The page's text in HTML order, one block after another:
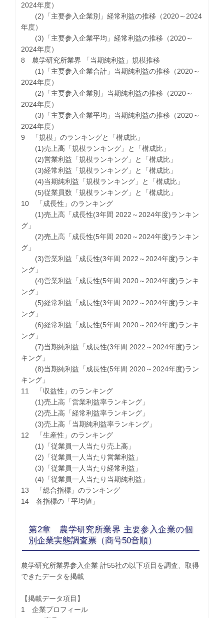
2024年度）
(2)「主要参入企業別」経常利益の推移（2020～2024
年度）
(3)「主要参入企業平均」経常利益の推移（2020～
2024年度）
8 農学研究所業界 「当期純利益」規模推移
(1)「主要参入企業合計」当期純利益の推移（2020～
2024年度）
(2)「主要参入企業別」当期純利益の推移（2020～
2024年度）
(3)「主要参入企業平均」当期純利益の推移（2020～
2024年度）
9 「規模」のランキングと「構成比」
(1)売上高「規模ランキング」と「構成比」
(2)営業利益「規模ランキング」と「構成比」
(3)経常利益「規模ランキング」と「構成比」
(4)当期純利益「規模ランキング」と「構成比」
(5)従業員数「規模ランキング」と「構成比」
10 「成長性」のランキング
(1)売上高「成長性(3年間 2022～2024年度)ランキン
グ」
(2)売上高「成長性(5年間 2020～2024年度)ランキン
グ」
(3)営業利益「成長性(3年間 2022～2024年度)ランキ
ング」
(4)営業利益「成長性(5年間 2020～2024年度)ランキ
ング」
(5)経常利益「成長性(3年間 2022～2024年度)ランキ
ング」
(6)経常利益「成長性(5年間 2020～2024年度)ランキ
ング」
(7)当期純利益「成長性(3年間 2022～2024年度)ラン
キング」
(8)当期純利益「成長性(5年間 2020～2024年度)ラン
キング」
11 「収益性」のランキング
(1)売上高「営業利益率ランキング」
(2)売上高「経常利益率ランキング」
(3)売上高「当期純利益率ランキング」
12 「生産性」のランキング
(1)「従業員一人当たり売上高」
(2)「従業員一人当たり営業利益」
(3)「従業員一人当たり経常利益」
(4)「従業員一人当たり当期純利益」
13 「総合指標」のランキング
14 各指標の「平均値」
第2章 農学研究所業界 主要参入企業の個
別企業実態調査票（商号50音順）
農学研究所業界参入企業 計55社の以下項目を調査、取得
できたデータを掲載
【掲載データ項目】
1 企業プロフィール